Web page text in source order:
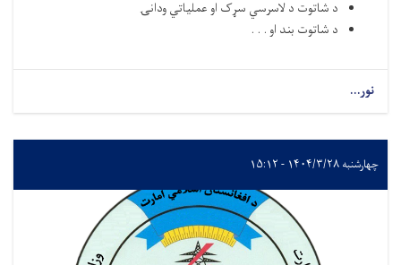
د شاتوت د لاسرسي سړک او عملیاتي ودانۍ
د شاتوت بند او . . .
نور...
چهارشنبه ۱۴۰۴/۳/۲۸ - ۱۵:۱۲